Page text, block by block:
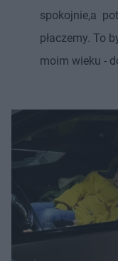
spokojnie,a
płaczemy. To
moim wieku -